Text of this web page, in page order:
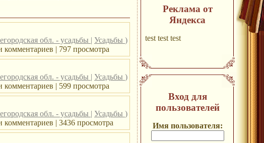
обл. - усадьбы | Усадьбы )
комментариев | 797 просмотра
обл. - усадьбы | Усадьбы )
комментариев | 599 просмотра
обл. - усадьбы | Усадьбы )
| 3436 просмотра
Реклама от
Яндекса
test test test
Вход для
пользователей
Имя пользователя: